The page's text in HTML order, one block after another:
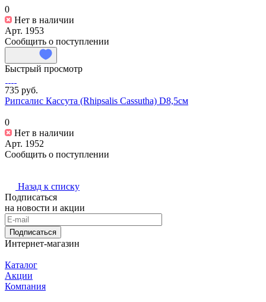
0
Нет в наличии
Арт. 1953
Сообщить о поступлении
Быстрый просмотр
735 руб.
Рипсалис Кассута (Rhipsalis Cassutha) D8,5см
0
Нет в наличии
Арт. 1952
Сообщить о поступлении
Назад к списку
Подписаться
на новости и акции
Подписаться
Интернет-магазин
Каталог
Акции
Компания